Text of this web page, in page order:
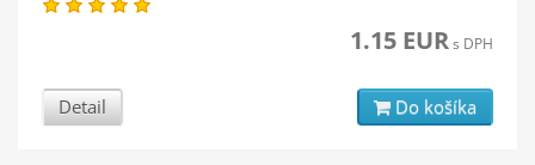
1.15 EURs DPH
Detail Do košíka